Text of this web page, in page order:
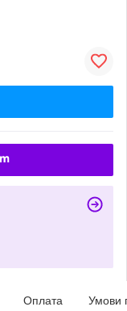
Оплата Умови